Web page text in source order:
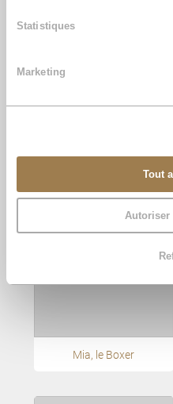
Statistiques
Marketing
Tout
Autoriser
Scotty, le Golden
Mia, le Boxer